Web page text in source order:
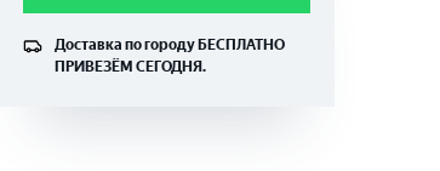
Доставка по городу БЕСПЛАТНО
ПРИВЕЗЁМ СЕГОДНЯ.